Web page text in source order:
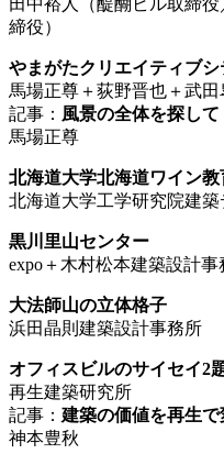
田中裕人（醍醐ビル取締
締役）
やまがたクリエイティブ
馬場正尊＋荻野晋也＋武田
記事： 風景の全体を探して
馬場正尊
北海道大学北海道ワイン
北海道大学工学研究院建
黒川里山センター
expo＋木村松本建築設計事
大法師山の立体格子
浜田晶則建築設計事務所
オフィスビルのサイセイ2
再生建築研究所
記事： 建築の価値を再生で
神本豊秋